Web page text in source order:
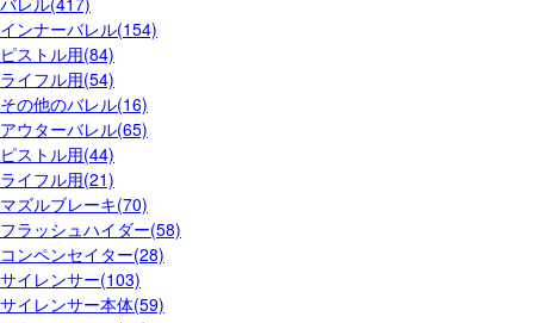
インナーバレル(154)
ピストル用(84)
ライフル用(54)
その他のバレル(16)
アウターバレル(65)
ピストル用(44)
ライフル用(21)
マズルブレーキ(70)
フラッシュハイダー(58)
コンペンセイター(28)
サイレンサー(103)
サイレンサー本体(59)